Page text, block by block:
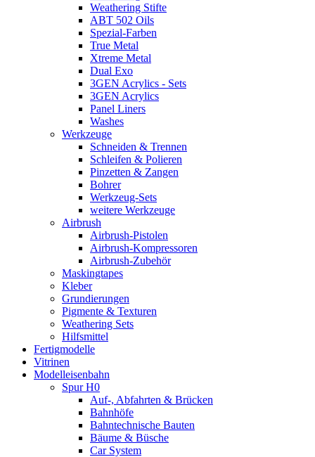
Weathering Stifte
ABT 502 Oils
Spezial-Farben
True Metal
Xtreme Metal
Dual Exo
3GEN Acrylics - Sets
3GEN Acrylics
Panel Liners
Washes
Werkzeuge
Schneiden & Trennen
Schleifen & Polieren
Pinzetten & Zangen
Bohrer
Werkzeug-Sets
weitere Werkzeuge
Airbrush
Airbrush-Pistolen
Airbrush-Kompressoren
Airbrush-Zubehör
Maskingtapes
Kleber
Grundierungen
Pigmente & Texturen
Weathering Sets
Hilfsmittel
Fertigmodelle
Vitrinen
Modelleisenbahn
Spur H0
Auf-, Abfahrten & Brücken
Bahnhöfe
Bahntechnische Bauten
Bäume & Büsche
Car System